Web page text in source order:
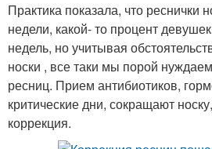
Практика показала, что реснички
недели, какой- то процент
недель, но учитывая
носки , все таки мы порой
ресниц. Прием антибиотиков,
критические дни, сокращают
коррекция.